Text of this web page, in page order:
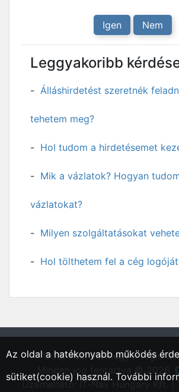
Igen Nem
Leggyakoribb
Álláshirdetést szeretnék
tehetem meg?
Hol tudom a hirdetésemet
Mik a vázlatok? Hogyan
vázlatokat?
Milyen szolgáltatásokat
Hol tölthetem fel a cég
"Göd, Pest vármegyei régió
Minden jog fentartva © 2026.
Üzemeltető: IT-Nav Hungary Kft. |
Az oldal a hatékonyabb működés
sütiket(cookie) használ. További